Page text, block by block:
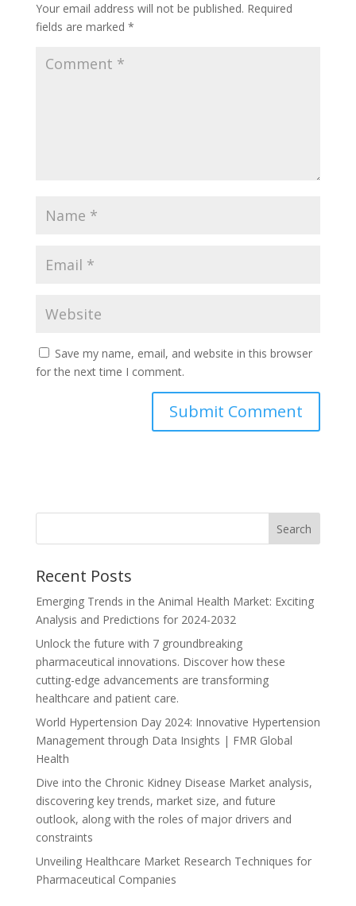
Your email address will not be published. Required
fields are marked *
Save my name, email, and website in this browser
for the next time I comment.
Recent Posts
Emerging Trends in the Animal Health Market: Exciting
Analysis and Predictions for 2024-2032
Unlock the future with 7 groundbreaking
pharmaceutical innovations. Discover how these
cutting-edge advancements are transforming
healthcare and patient care.
World Hypertension Day 2024: Innovative Hypertension
Management through Data Insights | FMR Global
Health
Dive into the Chronic Kidney Disease Market analysis,
discovering key trends, market size, and future
outlook, along with the roles of major drivers and
constraints
Unveiling Healthcare Market Research Techniques for
Pharmaceutical Companies